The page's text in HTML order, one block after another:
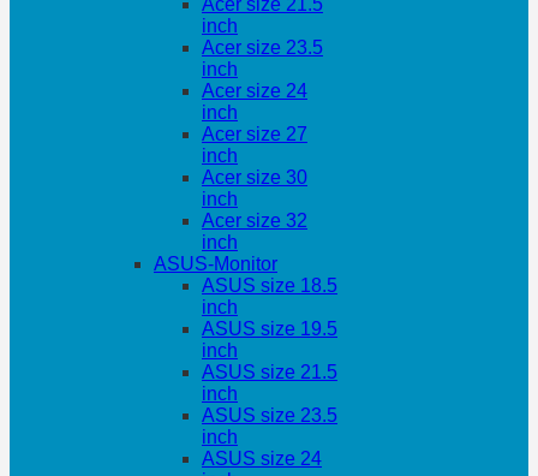
Acer size 21.5
inch
Acer size 23.5
inch
Acer size 24
inch
Acer size 27
inch
Acer size 30
inch
Acer size 32
inch
ASUS-Monitor
ASUS size 18.5
inch
ASUS size 19.5
inch
ASUS size 21.5
inch
ASUS size 23.5
inch
ASUS size 24